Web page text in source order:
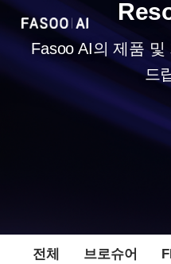
Fasoo AI의 제품
드
전체 브로슈어